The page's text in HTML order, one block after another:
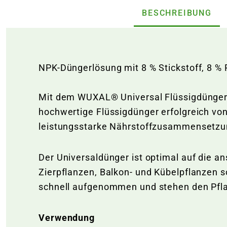
BESCHREIBUNG
NPK-Düngerlösung mit 8 % Stickstoff, 8
Mit dem WUXAL® Universal
hochwertige Flüssigdünger erfolgreich
leistungsstarke
Der Universaldünger ist optimal auf die
Zierpflanzen, Balkon- und Kübelpflanzen
schnell aufgenommen und stehen den
Verwendung